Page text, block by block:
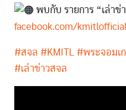
พบกับ รายการ “เล่าข่
facebook.com/kmitlofficial
#สจล #KMITL #พระจอมเ
#เล่าข่าวสจล